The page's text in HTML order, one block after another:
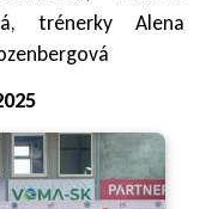
trénerky Alena